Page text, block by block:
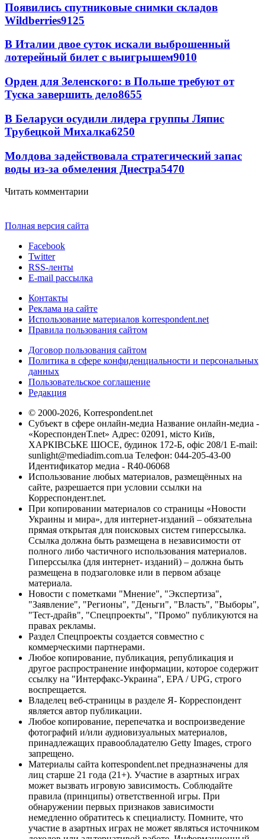
Появились спутниковые снимки складов
Wildberries9125
В Италии двое суток искали выброшенный
лотерейный билет с выигрышем9010
Орден для Зеленского: в Польше требуют от
Туска завершить дело8655
В Беларуси осудили лидера группы Ляпис
Трубецкой Михалка6250
Молдова задействовала стратегический запас
воды из-за обмеления Днестра5470
Читать комментарии
Полная версия сайта
Facebook
Twitter
RSS-ленты
E-mail рассылка
Контакты
Реклама на сайте
Использование материалов korrespondent.net
Правила пользования сайтом
Договор пользования сайтом
Политика в сфере конфиденциальности и персональных
данных
Пользовательское соглашение
Редакция
© 2000-2026, Korrespondent.net
Субъект в сфере онлайн-медиа Название онлайн-медиа -
«КореспонденТ.net» Адрес: 02091, місто Київ,
ХАРКІВСЬКЕ ШОСЕ, будинок 172-Б, офіс 208/1 E-mail:
sunlight@mediadim.com.ua Телефон: 044-205-43-00
Идентификатор медиа - R40-06068
Использование любых материалов, размещённых на
сайте, разрешается при условии ссылки на
Корреспондент.net.
При копировании материалов со страницы «Новости
Украины и мира», для интернет-изданий – обязательна
прямая открытая для поисковых систем гиперссылка.
Ссылка должна быть размещена в независимости от
полного либо частичного использования материалов.
Гиперссылка (для интернет- изданий) – должна быть
размещена в подзаголовке или в первом абзаце
материала.
Новости с пометками "Мнение", "Экспертиза",
"Заявление", "Регионы", "Деньги", "Власть", "Выборы",
"Тест-драйв", "Спецпроекты", "Промо" публикуются на
правах рекламы.
Раздел Спецпроекты создается совместно с
коммерческими партнерами.
Любое копирование, публикация, републикация и
другое распространение информации, которое содержит
ссылку на "Интерфакс-Украина", EPA / UPG, строго
воспрещается.
Владелец веб-страницы в разделе Я- Корреспондент
является автор публикации.
Любое копирование, перепечатка и воспроизведение
фотографий и/или аудиовизуальных материалов,
принадлежащих правообладателю Getty Images, строго
запрещено.
Материалы сайта korrespondent.net предназначены для
лиц старше 21 года (21+). Участие в азартных играх
может вызвать игровую зависимость. Соблюдайте
правила (принципы) ответственной игры. При
обнаружении первых признаков зависимости
немедленно обратитесь к специалисту. Помните, что
участие в азартных играх не может являться источником